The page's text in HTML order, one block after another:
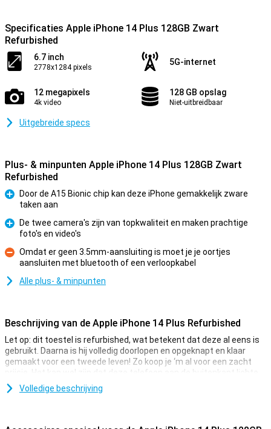
Specificaties Apple iPhone 14 Plus 128GB Zwart
Refurbished
6.7 inch
2778x1284 pixels
5G-internet
12 megapixels
4k video
128 GB opslag
Niet-uitbreidbaar
Uitgebreide specs
Plus- & minpunten Apple iPhone 14 Plus 128GB Zwart
Refurbished
Pluspunt
Door de A15 Bionic chip kan deze iPhone gemakkelijk zware
taken aan
Pluspunt
De twee camera's zijn van topkwaliteit en maken prachtige
foto's en video's
Minpunt
Omdat er geen 3.5mm-aansluiting is moet je je oortjes
aansluiten met bluetooth of een verloopkabel
Alle plus- & minpunten
Beschrijving van de Apple iPhone 14 Plus Refurbished
Let op: dit toestel is refurbished, wat betekent dat deze al eens is
gebruikt. Daarna is hij volledig doorlopen en opgeknapt en klaar
gemaakt voor een tweede leven! Zo koop je ‘m al voor een zacht
prijsje. Het kan wel zijn dat deze telefoon aan de buitenkant lichte
gebruikssporen heeft.
Volledige beschrijving